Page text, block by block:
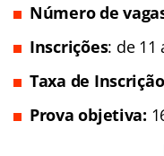
Número de
Inscrições: de 11
Taxa de Inscrição
Prova objetiva: